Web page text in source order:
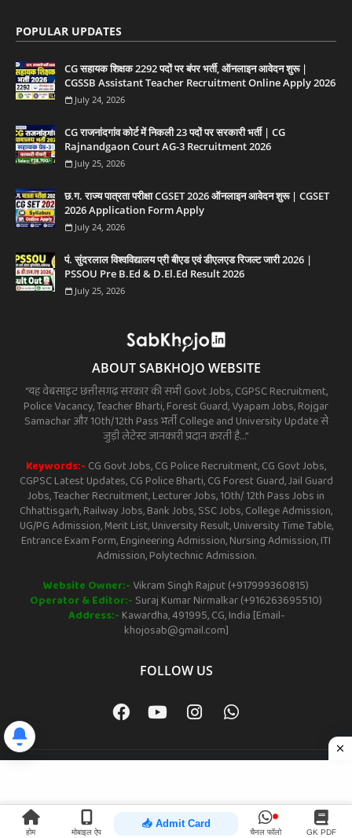
POPULAR UPDATES
CG सहायक शिक्षक 2292 पदों पर बंपर भर्ती, ऑनलाइन आवेदन शुरू |
CGSSB Assistant Teacher Recruitment Online Apply 2026
July 24, 2026
CG राजनांदगांव कोर्ट में निकली 23 पदों पर सरकारी भर्ती | CG
Rajnandgaon Court AG-3 Recruitment 2026
July 25, 2026
छ.ग. राज्य पात्रता परीक्षा CGSET 2026 ऑनलाइन आवेदन शुरू | CGSET
2026 Application Form Apply
July 24, 2026
पं. सुंदरलाल विश्वविद्यालय प्री बीएड एवं डीएलएड रिजल्ट जारी 2026 |
PSSOU Pre B.Ed & D.El.Ed Result 2026
July 25, 2026
ABOUT SABKHOJO WEBSITE
“यह वेबसाइट छत्तीसगढ़ सरकार की सभी Govt Jobs, CGPSC Recruitment,
Police Vacancy, Teacher Bharti, Forest Guard, Vyapam Jobs, Rojgar
Samachar और 10th/12th Pass भर्ती College and University Update से
जुड़ी लेटेस्ट जानकारी प्रदान करती है…”
Keywords:- CG Govt Jobs, CG Police Recruitment, CG Govt Jobs,
CGPSC Latest Updates, CG Police Bharti, CG Forest Guard, Jail Guard
Jobs, Teacher Recruitment, Lecturer Jobs, 10th/ 12th Pass Jobs in
Chhattisgarh, Railway Jobs, Bank Jobs, SSC Jobs, College Admission,
UG/PG Admission, Merit List, University Result, University Time Table,
Entrance Exam Form, Engineering Admission, Nursing Admission, ITI
Admission, Polytechnic Admission.
Website Owner:- Vikram Singh Rajput (+917999360815)
Operator & Editor:- Suraj Kumar Nirmalkar (+916263695510)
Address:-Kawardha, 491995, CG, India [Email-
khojosab@gmail.com]
FOLLOW US
Sabkhojo All Right Reserved Copyright © 2021
होम मोबाइल ऐप
📥 Admit Card
चैनल फॉलो GK PDF